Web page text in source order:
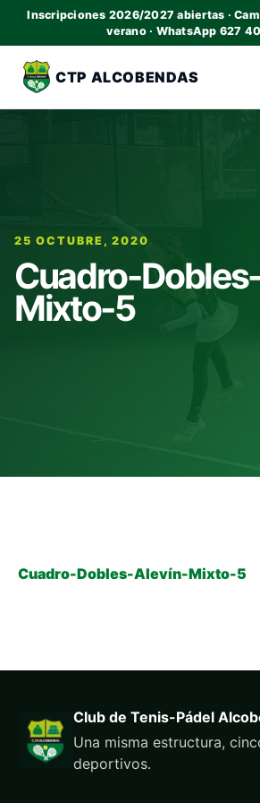
Inscripciones 2026/2027 abiertas ·
verano · WhatsApp 627
CTP ALCOBENDAS
25 OCTUBRE, 2020
Cuadro-
Mixto-5
Cuadro-Dobles-Alevín-Mixto-5
Club de Tenis-Pádel
Una misma estructura,
deportivos.